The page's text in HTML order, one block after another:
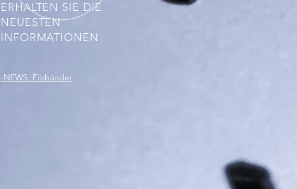
ERHALTEN SIE DIE
NEUESTEN
INFORMATIONEN
-NEWS: Filzbänder